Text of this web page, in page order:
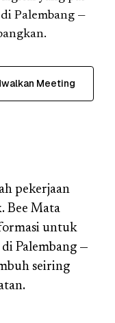
Palembang —
Meeting
pekerjaan
Bee Mata
untuk
Palembang —
seiring